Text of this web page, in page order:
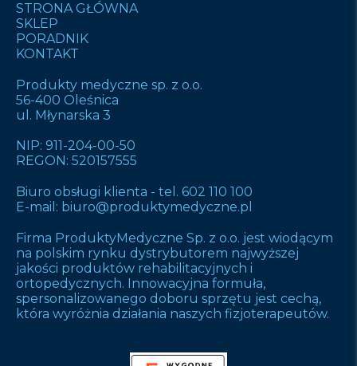
STRONA GŁÓWNA
SKLEP
PORADNIK
KONTAKT
Produkty medyczne sp. z o.o.
56-400 Oleśnica
ul. Młynarska 3
NIP: 911-204-00-50
REGON: 520157555
Biuro obsługi klienta - tel. 602 110 100
E-mail: biuro@produktymedyczne.pl
Firma ProduktyMedyczne Sp. z o.o. jest wiodącym
na polskim rynku dystrybutorem najwyższej
jakości produktów rehabilitacyjnych i
ortopedycznych. Innowacyjna formuła,
spersonalizowanego doboru sprzętu jest cechą,
która wyróżnia działania naszych fizjoterapeutów.